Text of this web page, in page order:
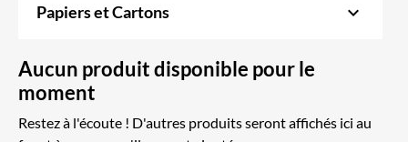
Papiers et Cartons keyboard_arrow_down
Aucun produit disponible pour le
moment
Restez à l'écoute ! D'autres produits seront affichés ici au